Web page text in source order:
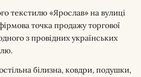
текстилю «Ярослав» на вулиці
точка продажу торгової
з провідних українських
білизна, ковдри, подушки,